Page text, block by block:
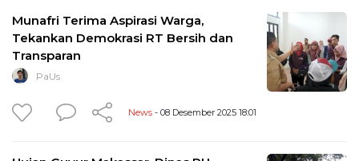
Munafri Terima Aspirasi Warga,
Tekankan Demokrasi RT Bersih dan
Transparan
PaUs
News - 08 Desember 2025 18:01